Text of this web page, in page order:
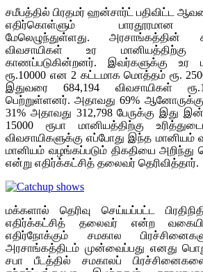
சமீபத்தில் பிரதமர் ஹன்சார்ட் பதிவிட்ட
எதிர்கொள்ளும் பாரதூரமான
மேலெழுந்துள்ளது. அரசாங்கத்தின்
விவசாயிகள் உர மானியத்திற்கு
காணப்படுகின்றனர். இவர்களுக்கு உர
ரூ.10000 என 2 கட்டமாக மொத்தம் ரூ.
இதுவரை 684,194 விவசாயிகள்
பெற்றுள்ளனர். அதாவது 69%
31% அதாவது 312,798 பேருக்கு இது
15000 ரூபா மானியத்திற்கு
விவசாயிகளுக்கு எப்போது இந்த மானியம்
மானியம் வழங்கப்படும் திகதியை அறிந்து
என்று எதிர்க்கட்சித் தலைவர் தெரிவித்தார்.
மக்களால் தெரிவு செய்யப்பட்ட
எதிர்க்கட்சித் தலைவர் என்ற
எதிர்நோக்கும் சமகால
அரசாங்கத்திடம் முன்வைப்பது எனது
சபா பீடத்தில் சமகாலப்